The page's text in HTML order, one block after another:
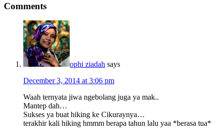
Interactions
Comments
ophi ziadah says
December 3, 2014 at 3:06 pm
Waah ternyata jiwa ngebolang juga ya mak..
Mantep dah…
Sukses ya buat hiking ke Cikuraynya…
terakhir kali hiking hmmm berapa tahun lalu yaa *berasa tua*